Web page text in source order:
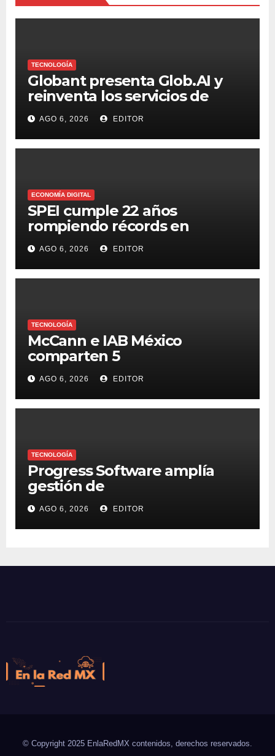
TECNOLOGÍA
Globant presenta Glob.AI y
reinventa los servicios de
tecnología para la era de la IA
AGO 6, 2026 EDITOR
ECONOMÍA DIGITAL
SPEI cumple 22 años
rompiendo récords en
transferencias y adopción
AGO 6, 2026 EDITOR
TECNOLOGÍA
McCann e IAB México
comparten 5
macrotendencias en la
industria del marketing y la
publicidad
AGO 6, 2026 EDITOR
TECNOLOGÍA
Progress Software amplía
gestión de
supercomputadoras de IA
NVIDIA DGX Spark con Chef
AGO 6, 2026 EDITOR
© Copyright 2025 EnlaRedMX contenidos, derechos reservados.